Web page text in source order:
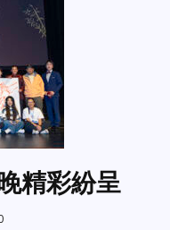
精彩紛呈